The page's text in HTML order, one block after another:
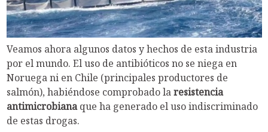
Veamos ahora algunos datos y hechos de esta industria
por el mundo. El uso de antibióticos no se niega en
Noruega ni en Chile (principales productores de
salmón), habiéndose comprobado laresistencia
antimicrobianaque ha generado el uso indiscriminado
de estas drogas.